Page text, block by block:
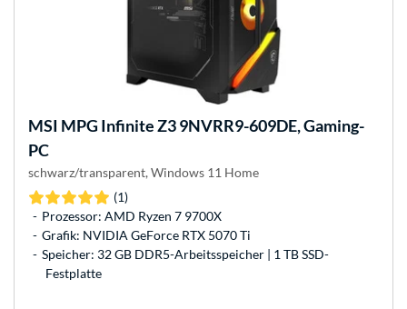
MSI MPG Infinite Z3 9NVRR9-609DE, Gaming-
PC
schwarz/transparent, Windows 11 Home
(1)
Prozessor: AMD Ryzen 7 9700X
Grafik: NVIDIA GeForce RTX 5070 Ti
Speicher: 32 GB DDR5-Arbeitsspeicher | 1 TB SSD-
Festplatte